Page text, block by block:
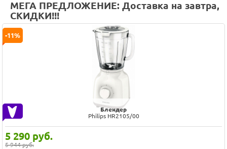
МЕГА ПРЕДЛОЖЕНИЕ: Доставка на завтра,
СКИДКИ!!!
Блендер
Philips HR2105/00
5 290 руб.
5 944 руб.
-11%